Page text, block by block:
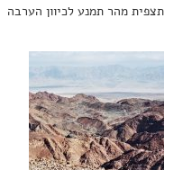
תצפית מהר תמנע לכיוון הערבה